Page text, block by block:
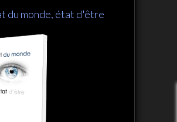
du monde, état d'être